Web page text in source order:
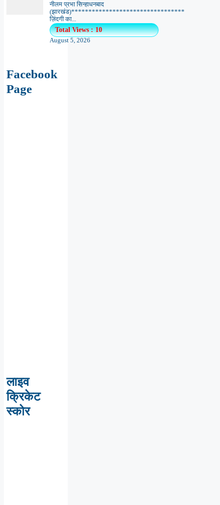
नीलम प्रभा सिन्हाधनबाद
(झारखंड)*********************************
ज़िंदगी का...
Total Views : 10
August 5, 2026
Facebook
Page
लाइव
क्रिकेट
स्कोर